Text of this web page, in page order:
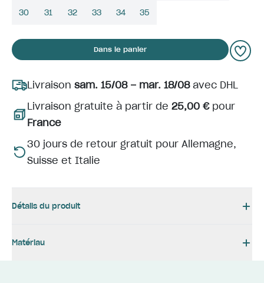
30 31 32 33 34 35
Dans le panier
Livraison sam. 15/08 – mar. 18/08avec DHL
Livraison gratuite à partir de 25,00 €pour
France
30 jours de retour gratuit pour Allemagne,
Suisse et Italie
Détails du produit
Matériau